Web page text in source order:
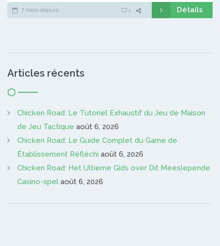
7 mois depuis 1 Détails
Articles récents
Chicken Road: Le Tutoriel Exhaustif du Jeu de Maison
de Jeu Tactique août 6, 2026
Chicken Road: Le Guide Complet du Game de
Établissement Réfléchi août 6, 2026
Chicken Road: Het Ultieme Gids over Dit Meeslepende
Casino-spel août 6, 2026